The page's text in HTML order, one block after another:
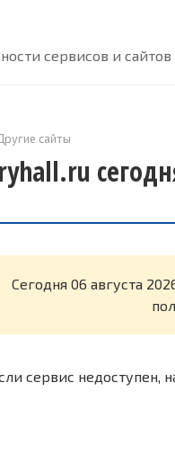
сервисов и сайтов
сайты
Cегодня 06 августа
сервис недоступен,